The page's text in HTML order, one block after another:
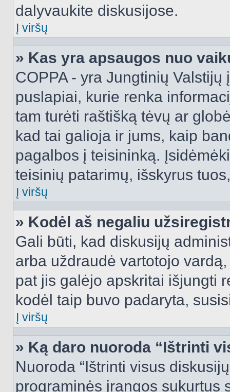
dalyvaukite diskusijose.
Į viršų
» Kas yra apsaugos nuo
COPPA - yra Jungtinių
puslapiai, kurie renka
tam turėti raštišką tėvų ar
kad tai galioja ir jums, kaip
pagalbos į teisininką.
teisinių patarimų, išskyrus
Į viršų
» Kodėl aš negaliu
Gali būti, kad diskusijų
arba uždraudė vartotojo
pat jis galėjo apskritai išjungti
kodėl taip buvo padaryta,
Į viršų
» Ką daro nuoroda “Ištrinti
Nuoroda “Ištrinti visus
programinės įrangos sukurtus